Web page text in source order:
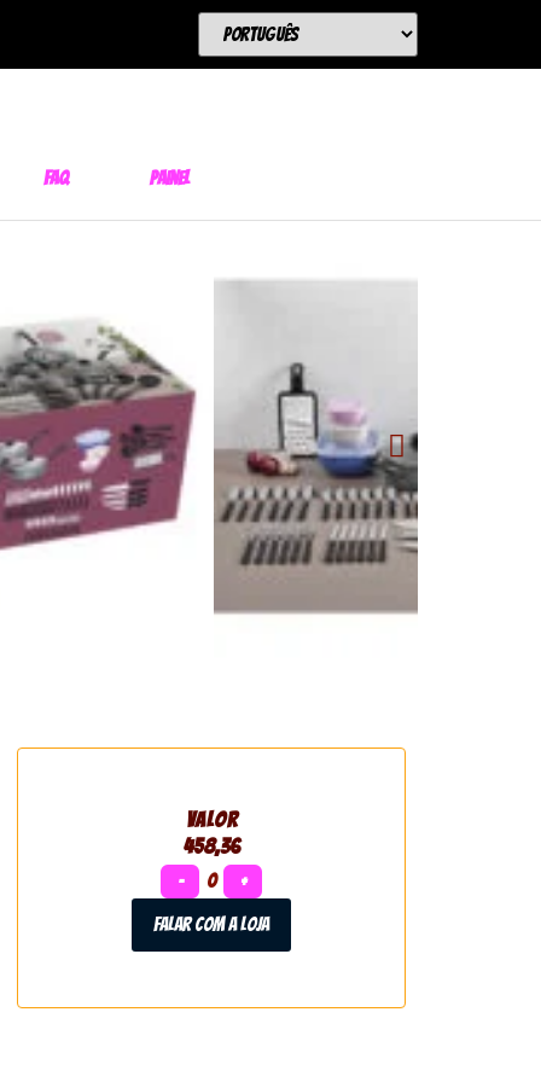
FAQ Painel
VALOR
458,36
− 0 +
Falar com a loja